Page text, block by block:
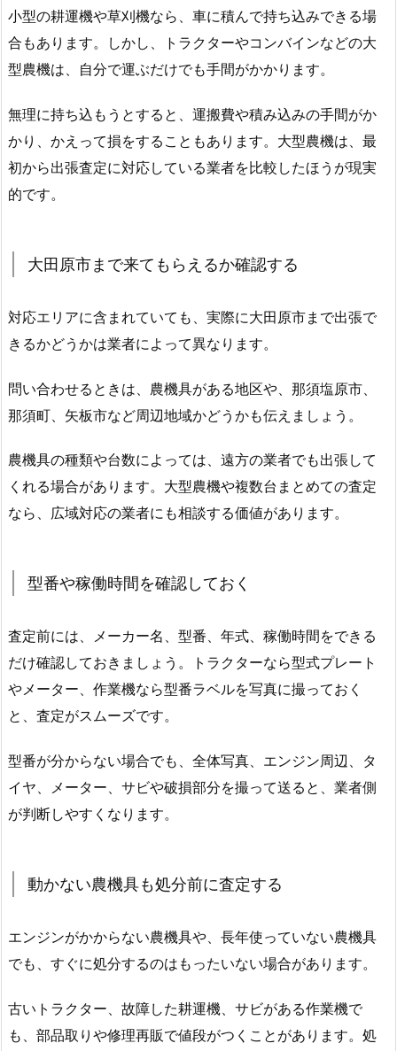
小型の耕運機や草刈機なら、車に積んで持ち込みできる場
合もあります。しかし、トラクターやコンバインなどの大
型農機は、自分で運ぶだけでも手間がかかります。
無理に持ち込もうとすると、運搬費や積み込みの手間がか
かり、かえって損をすることもあります。大型農機は、最
初から出張査定に対応している業者を比較したほうが現実
的です。
大田原市まで来てもらえるか確認する
対応エリアに含まれていても、実際に大田原市まで出張で
きるかどうかは業者によって異なります。
問い合わせるときは、農機具がある地区や、那須塩原市、
那須町、矢板市など周辺地域かどうかも伝えましょう。
農機具の種類や台数によっては、遠方の業者でも出張して
くれる場合があります。大型農機や複数台まとめての査定
なら、広域対応の業者にも相談する価値があります。
型番や稼働時間を確認しておく
査定前には、メーカー名、型番、年式、稼働時間をできる
だけ確認しておきましょう。トラクターなら型式プレート
やメーター、作業機なら型番ラベルを写真に撮っておく
と、査定がスムーズです。
型番が分からない場合でも、全体写真、エンジン周辺、タ
イヤ、メーター、サビや破損部分を撮って送ると、業者側
が判断しやすくなります。
動かない農機具も処分前に査定する
エンジンがかからない農機具や、長年使っていない農機具
でも、すぐに処分するのはもったいない場合があります。
古いトラクター、故障した耕運機、サビがある作業機で
も、部品取りや修理再販で値段がつくことがあります。処